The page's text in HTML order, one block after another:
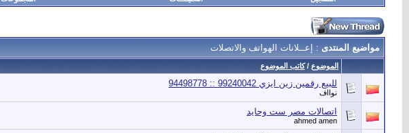
مواضيع المنتدى : إعــلانات الهواتف والاتصلات
الموضوع /كاتب الموضوع
للبيع رقمين زين ايزي 99240042 :: 94498778
نوااف
اتصالات مصر ست وحايد
ahmed amen